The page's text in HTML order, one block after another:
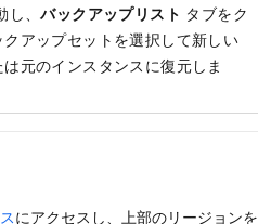
し、バックアップリスト タブをク
アップセットを選択して新しい
元のインスタンスに復元しま
にアクセスし、上部のリージョン